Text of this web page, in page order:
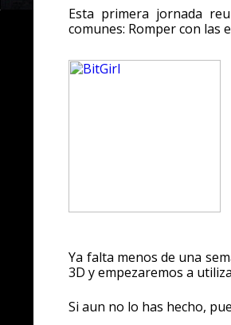
Esta primera jornada
comunes: Romper con las
Ya falta menos de una
3D y empezaremos a
Si aun no lo has hecho,